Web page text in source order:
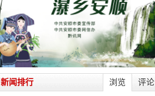
浏览 评论
新闻排行